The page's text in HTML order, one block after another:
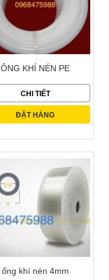
ÔNG KHÍ NÉN PE
CHI TIẾT
ĐẶT HÀNG
ống khí nén 4mm